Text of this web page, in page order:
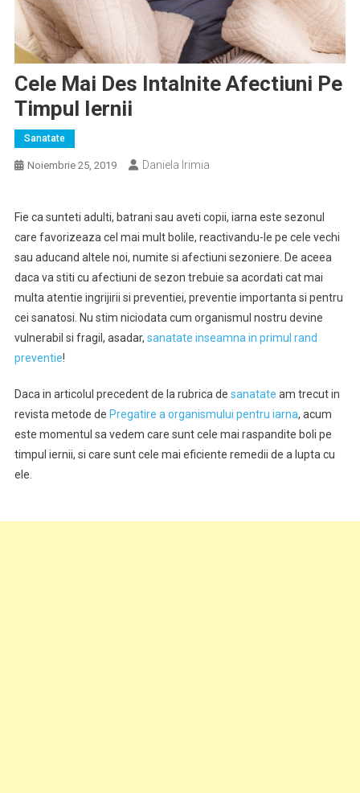
Cele Mai Des Intalnite Afectiuni Pe
Timpul Iernii
Sanatate
Noiembrie 25, 2019 Daniela Irimia
Fie ca sunteti adulti, batrani sau aveti copii, iarna este sezonul
care favorizeaza cel mai mult bolile, reactivandu-le pe cele vechi
sau aducand altele noi, numite si afectiuni sezoniere. De aceea
daca va stiti cu afectiuni de sezon trebuie sa acordati cat mai
multa atentie ingrijirii si preventiei, preventie importanta si pentru
cei sanatosi. Nu stim niciodata cum organismul nostru devine
vulnerabil si fragil, asadar, sanatate inseamna in primul rand
preventie!
Daca in articolul precedent de la rubrica de sanatate am trecut in
revista metode de Pregatire a organismului pentru iarna, acum
este momentul sa vedem care sunt cele mai raspandite boli pe
timpul iernii, si care sunt cele mai eficiente remedii de a lupta cu
ele.